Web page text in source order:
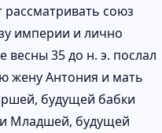
союз
империи и лично
весны 35 до н. э. послал
жену Антония и мать
будущей бабки
Младшей, будущей